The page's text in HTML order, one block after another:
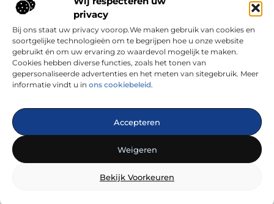
privacy
Bij ons staat uw privacy voorop.We maken gebruik van cookies en
soortgelijke technologieën om te begrijpen hoe u onze website
gebruikt én om uw ervaring zo waardevol mogelijk te maken.
Cookies hebben diverse functies, zoals het tonen van
gepersonaliseerde advertenties en het meten van sitegebruik. Meer
informatie vindt u in ons cookiebeleid.
Accepteren
Weigeren
Bekijk Voorkeuren
Dé plek voor inspiratie, tips en trends
— Laat je verrassen door inspirerende blogs, handige
adviezen en interessante artikelen. Alles wat je zoekt op één
platform. Start vandaag nog met ontdekken op looks4you.nl!
Onze informatie